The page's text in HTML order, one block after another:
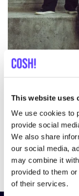
This website uses
We use cookies to
provide social
We also share
our social media,
may combine it
provided to them
of their services.